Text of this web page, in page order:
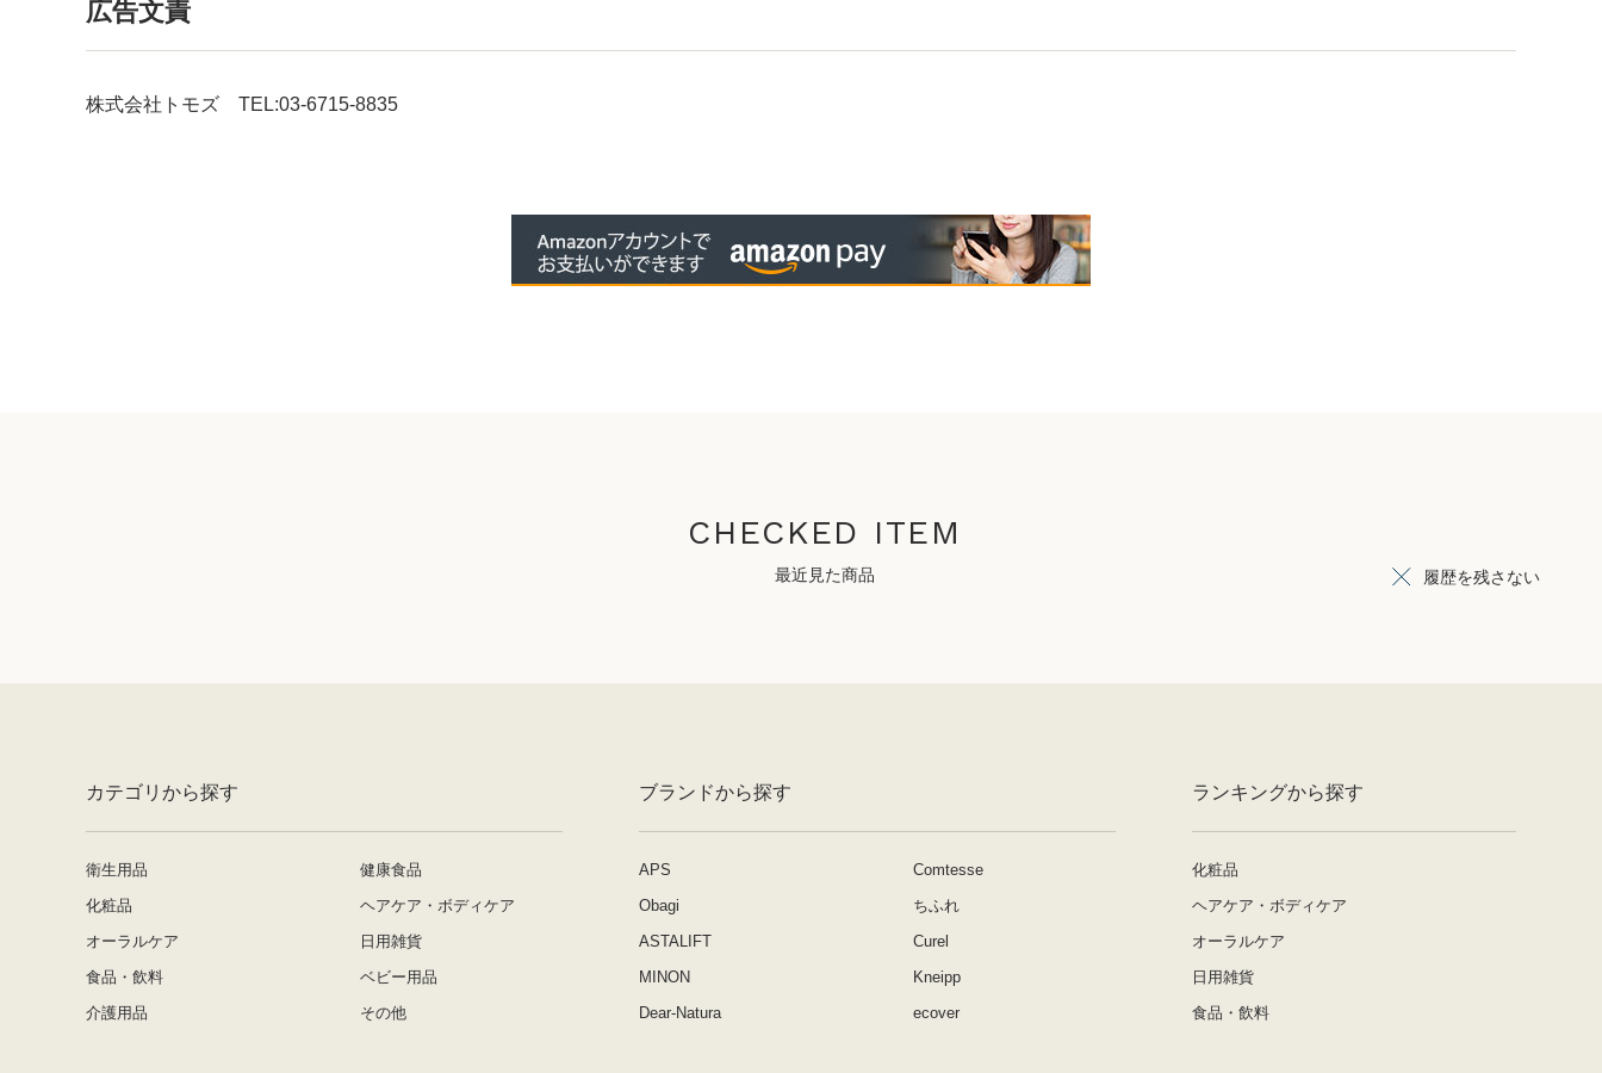
広告文責
株式会社トモズ TEL:03-6715-8835
CHECKED ITEM
最近見た商品 履歴を残さない
カテゴリから探す
衛生用品
健康食品
化粧品
ヘアケア・ボディケア
オーラルケア
日用雑貨
食品・飲料
ベビー用品
介護用品
その他
ブランドから探す
APS
Comtesse
Obagi
ちふれ
ASTALIFT
Curel
MINON
Kneipp
Dear-Natura
ecover
ランキングから探す
化粧品
ヘアケア・ボディケア
オーラルケア
日用雑貨
食品・飲料